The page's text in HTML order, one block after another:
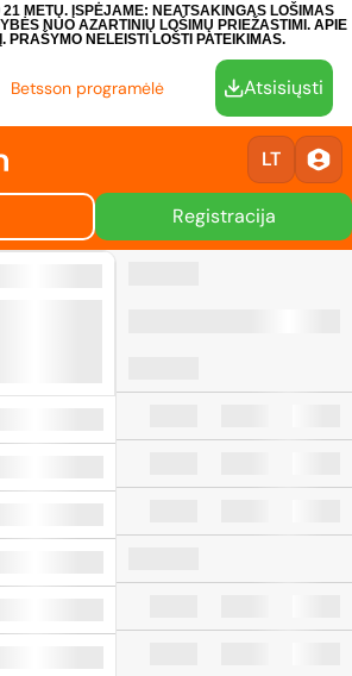
METŲ. ĮSPĖJAME: NEATSAKINGAS LOŠIMAS
NUO AZARTINIŲ LOŠIMŲ PRIEŽASTIMI. APIE
PRAŠYMO NELEISTI LOŠTI PATEIKIMAS.
Betsson programėlė Atsisiųsti
LT
Registracija